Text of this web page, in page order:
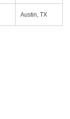
Austin, TX